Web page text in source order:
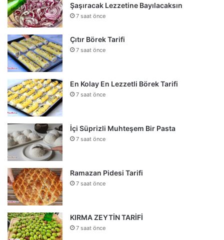
Şaşıracak Lezzetine Bayılacaksın
7 saat önce
Çıtır Börek Tarifi
7 saat önce
En Kolay En Lezzetli Börek Tarifi
7 saat önce
İçi Süprizli Muhteşem Bir Pasta
7 saat önce
Ramazan Pidesi Tarifi
7 saat önce
KIRMA ZEYTİN TARİFİ
7 saat önce